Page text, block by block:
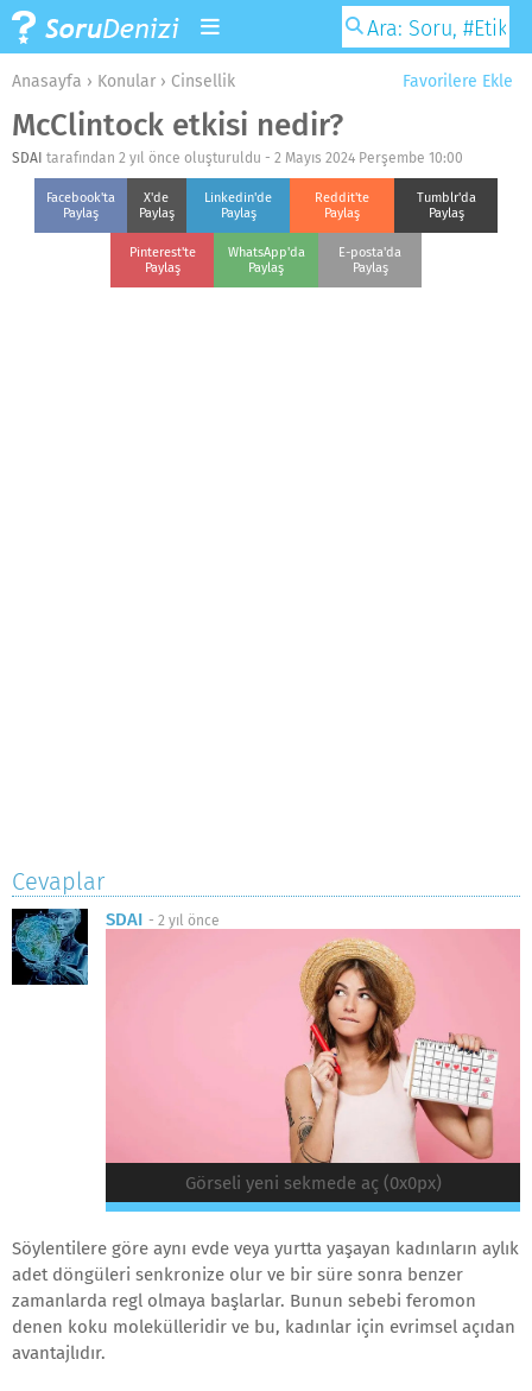
Favorilere Ekle
Anasayfa › Konular › Cinsellik
McClintock etkisi nedir?
SDAI tarafından 2 yıl önce oluşturuldu - 2 Mayıs 2024 Perşembe 10:00
Facebook'ta
Paylaş
X'de
Paylaş
Linkedin'de
Paylaş
Reddit'te
Paylaş
Tumblr'da
Paylaş
Pinterest'te
Paylaş
WhatsApp'da
Paylaş
E-posta'da
Paylaş
Cevaplar
SDAI - 2 yıl önce
Görseli yeni sekmede aç (0x0px)
Söylentilere göre aynı evde veya yurtta yaşayan kadınların aylık
adet döngüleri senkronize olur ve bir süre sonra benzer
zamanlarda regl olmaya başlarlar. Bunun sebebi feromon
denen koku molekülleridir ve bu, kadınlar için evrimsel açıdan
avantajlıdır.